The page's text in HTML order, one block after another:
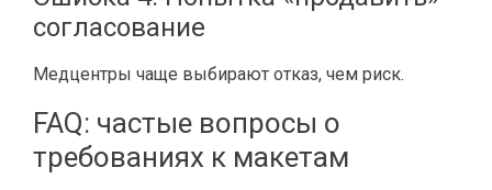
согласование
Медцентры чаще выбирают отказ, чем риск.
FAQ: частые вопросы о
требованиях к макетам